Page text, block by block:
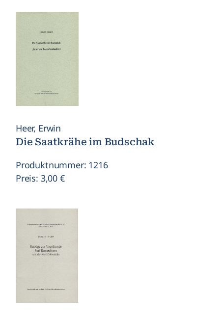
Heer, Erwin
Die Saatkrähe im Budschak
Produktnummer: 1216
Preis: 3,00 €